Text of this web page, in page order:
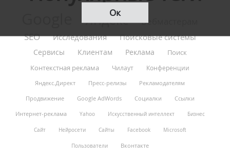
Яндекс
Вебмастерам
SEO
Исследования Поисковые системы
Сервисы Клиентам Реклама
Поиск
Контекстная реклама
Чилаут Конференции
Яндекс.Директ Пресс-релизы
Рекламодателям
Продвижение
Google AdWords Социалки
Ссылки
Интернет-реклама
Yahoo Искусственный интеллект Бизнес
Сайт Нейросети Сайты Facebook Microsoft
Пользователи Вконтакте
Ок